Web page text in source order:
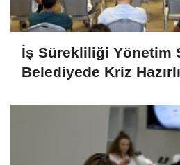
İş Sürekliliği Yönetim
Belediyede Kriz